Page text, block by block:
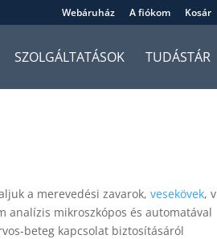
Webáruház A fiókom Kosár
SZOLGÁLTATÁSOK TUDÁSTÁR
a merevedési zavarok,vesekövek,
analízis mikroszkópos és automatával
beteg kapcsolat biztosításáról